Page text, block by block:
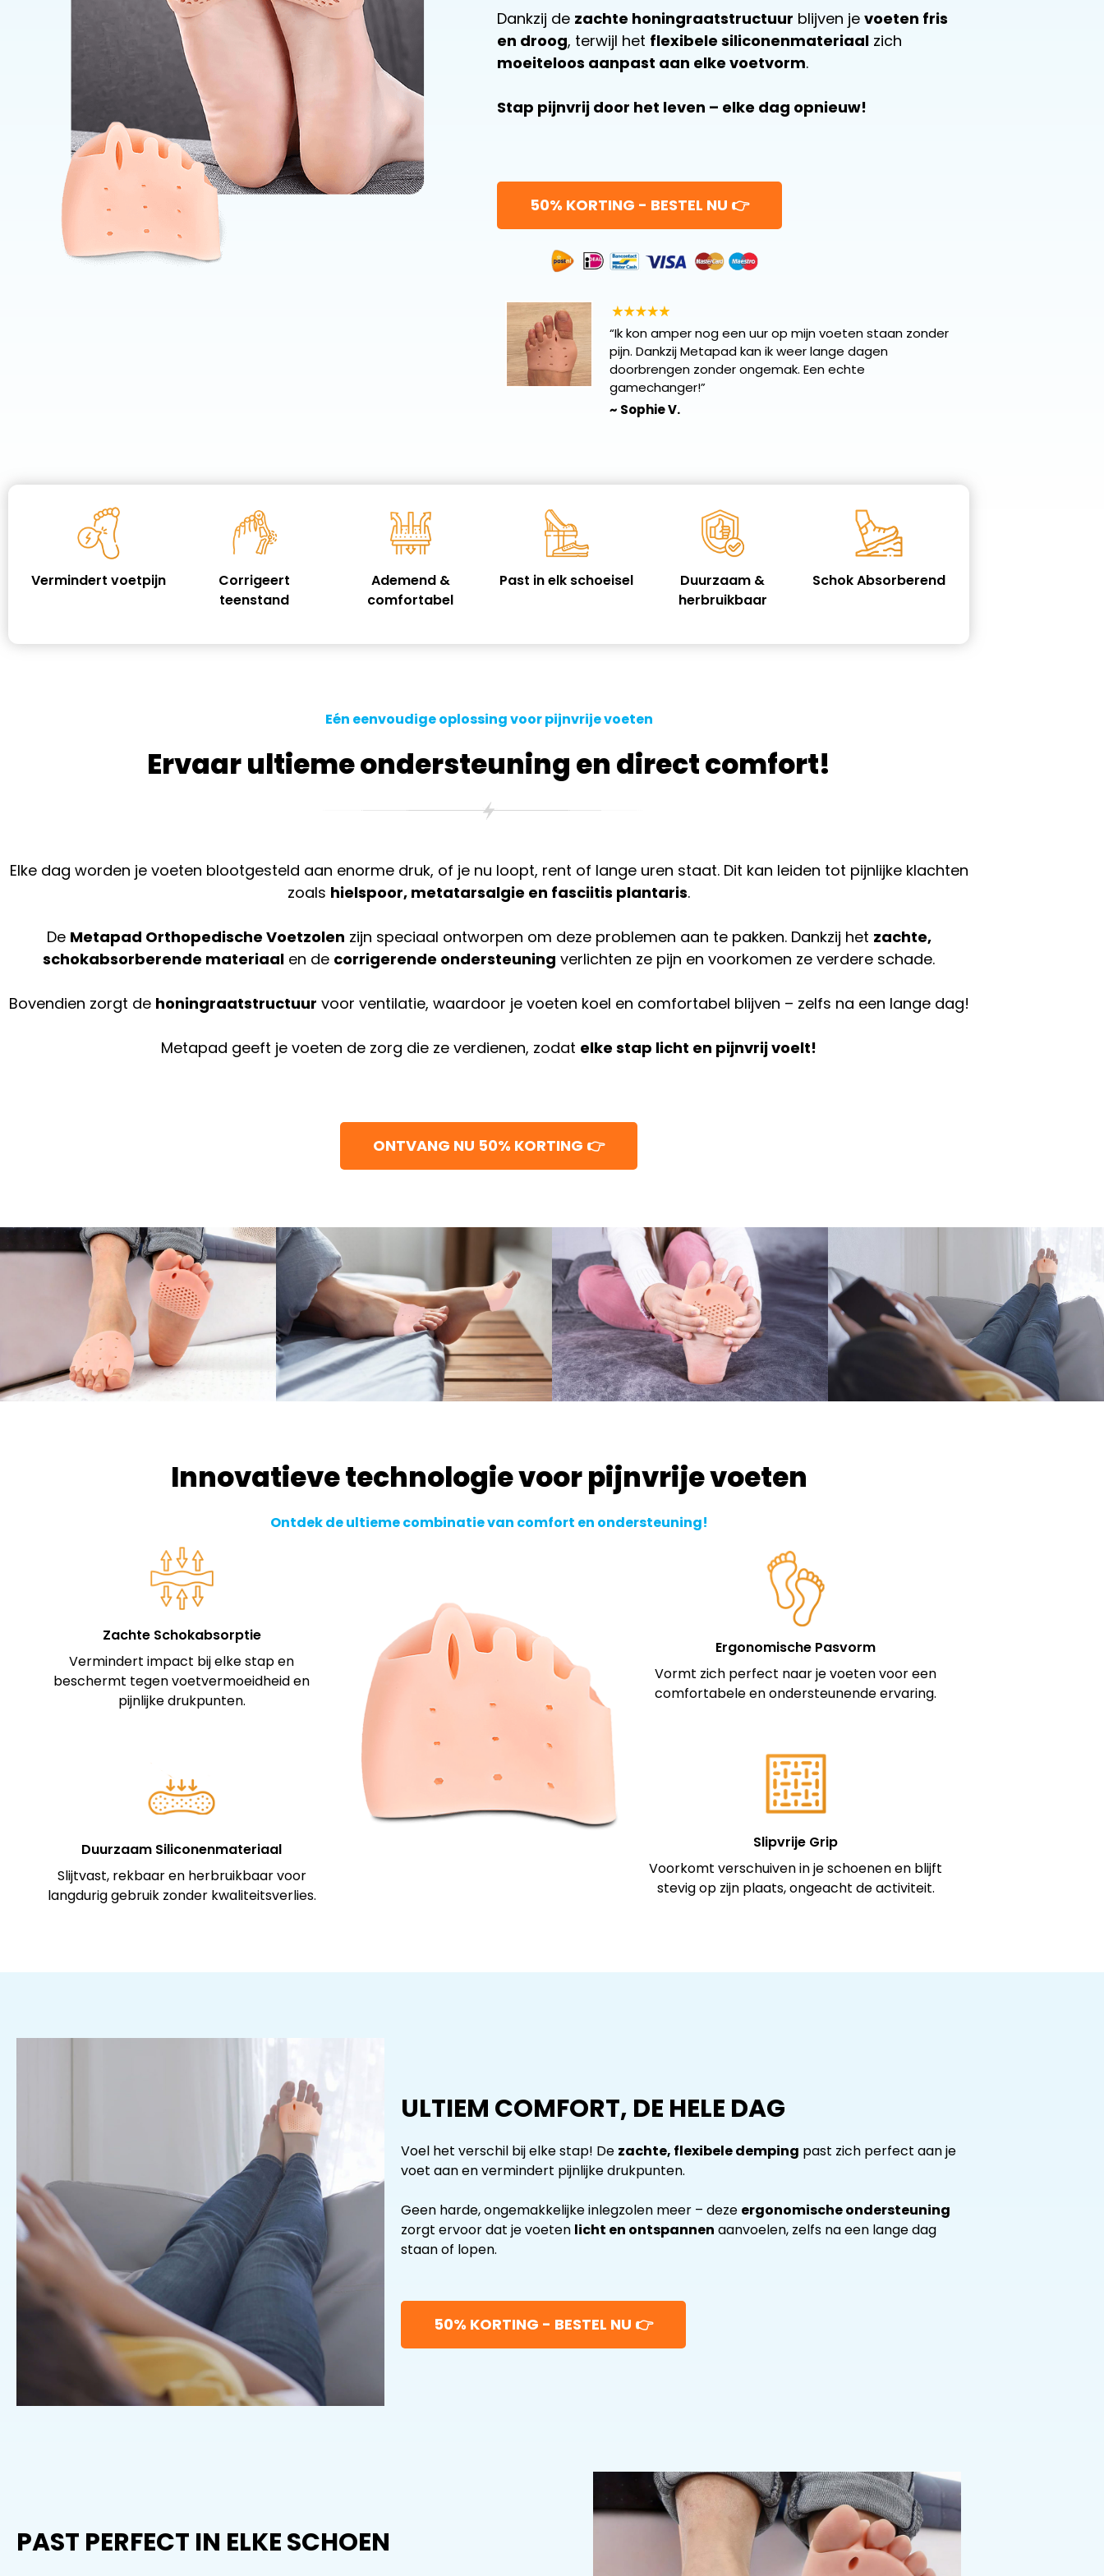
Dankzij de zachte honingraatstructuur blijven je voeten fris
en droog, terwijl het flexibele siliconenmateriaal zich
moeiteloos aanpast aan elke voetvorm.
Stap pijnvrij door het leven – elke dag opnieuw!
50% KORTING - BESTEL NU 👉
“Ik kon amper nog een uur op mijn voeten staan zonder
pijn. Dankzij Metapad kan ik weer lange dagen
doorbrengen zonder ongemak. Een echte
gamechanger!”
~ Sophie V.
Vermindert voetpijn
Corrigeert
teenstand
Ademend &
comfortabel
Past in elk schoeisel
Duurzaam &
herbruikbaar
Schok Absorberend
Eén eenvoudige oplossing voor pijnvrije voeten
Ervaar ultieme ondersteuning en direct comfort!
Elke dag worden je voeten blootgesteld aan enorme druk, of je nu loopt, rent of lange uren staat. Dit kan leiden tot pijnlijke klachten
zoals hielspoor, metatarsalgie en fasciitis plantaris.
De Metapad Orthopedische Voetzolen zijn speciaal ontworpen om deze problemen aan te pakken. Dankzij het zachte,
schokabsorberende materiaal en de corrigerende ondersteuning verlichten ze pijn en voorkomen ze verdere schade.
Bovendien zorgt de honingraatstructuur voor ventilatie, waardoor je voeten koel en comfortabel blijven – zelfs na een lange dag!
Metapad geeft je voeten de zorg die ze verdienen, zodat elke stap licht en pijnvrij voelt!
ONTVANG NU 50% KORTING 👉
Innovatieve technologie voor pijnvrije voeten
Ontdek de ultieme combinatie van comfort en ondersteuning!
Zachte Schokabsorptie
Vermindert impact bij elke stap en
beschermt tegen voetvermoeidheid en
pijnlijke drukpunten.
Duurzaam Siliconenmateriaal
Slijtvast, rekbaar en herbruikbaar voor
langdurig gebruik zonder kwaliteitsverlies.
Ergonomische Pasvorm
Vormt zich perfect naar je voeten voor een
comfortabele en ondersteunende ervaring.
Slipvrije Grip
Voorkomt verschuiven in je schoenen en blijft
stevig op zijn plaats, ongeacht de activiteit.
ULTIEM COMFORT, DE HELE DAG
Voel het verschil bij elke stap! De zachte, flexibele demping past zich perfect aan je
voet aan en vermindert pijnlijke drukpunten.
Geen harde, ongemakkelijke inlegzolen meer – deze ergonomische ondersteuning
zorgt ervoor dat je voeten licht en ontspannen aanvoelen, zelfs na een lange dag
staan of lopen.
50% KORTING - BESTEL NU 👉
PAST PERFECT IN ELKE SCHOEN